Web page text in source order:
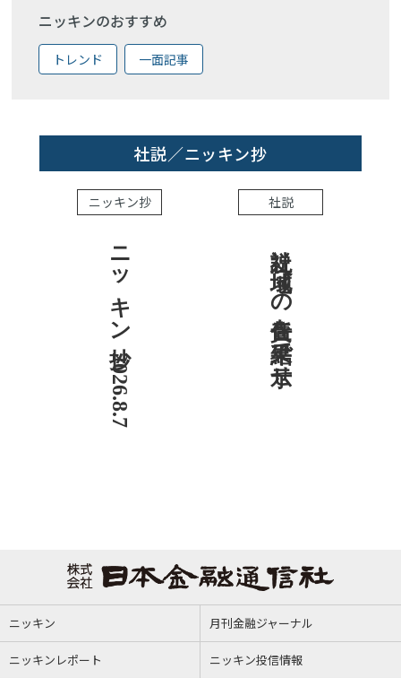
ニッキンのおすすめ
トレンド 一面記事
社説／ニッキン抄
ニッキン抄
ニッキン抄 2026.8.7
社説
社説 地域への責任を結果で示せ
ニッキン 月刊金融ジャーナル
ニッキンレポート ニッキン投信情報